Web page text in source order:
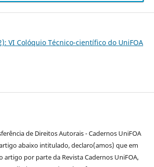
VI Colóquio Técnico-científico do UniFOA
de Direitos Autorais - Cadernos UniFOA
abaixo intitulado, declaro(amos) que em
artigo por parte da Revista Cadernos UniFOA,